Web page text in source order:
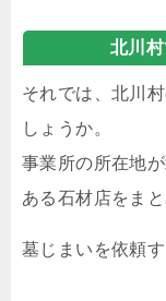
北川
それでは、北川
しょうか。
事業所の所在地
ある石材店をまと
墓じまいを依頼